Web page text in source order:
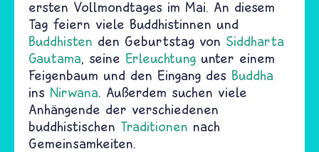
ersten Vollmondtages im Mai. An diesem
Tag feiern viele Buddhistinnen und
Buddhisten den Geburtstag von Siddharta
Gautama, seine Erleuchtung unter einem
Feigenbaum und den Eingang des Buddha
ins Nirwana. Außerdem suchen viele
Anhängende der verschiedenen
buddhistischen Traditionen nach
Gemeinsamkeiten.